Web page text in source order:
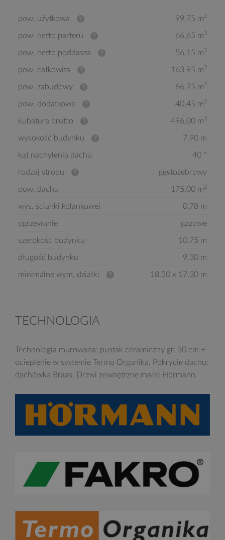
pow. użytkowa 99,75 m2
pow. netto parteru 66,65 m2
pow. netto poddasza 56,15 m2
pow. całkowita 163,95 m2
pow. zabudowy 86,75 m2
pow. dodatkowe 40,45 m2
kubatura brutto 496,00 m3
wysokość budynku 7,90 m
kąt nachylenia dachu 40 °
rodzaj stropu gęstożebrowy
pow. dachu 175,00 m2
wys. ścianki kolankowej 0,78 m
ogrzewanie gazowe
szerokość budynku 10,75 m
długość budynku 9,30 m
minimalne wym. działki 18,30 x 17,30 m
TECHNOLOGIA
Technologia murowana: pustak ceramiczny gr. 30 cm +
ocieplenie w systemie Termo Organika. Pokrycie dachu:
dachówka Braas. Drzwi zewnętrzne marki Hörmann.